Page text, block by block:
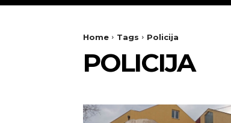
Home Tags Policija
POLICIJA